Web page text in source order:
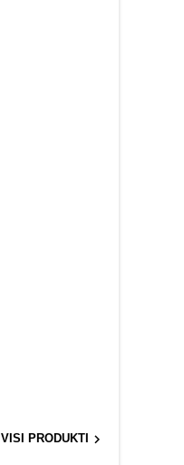
VISI PRODUKTI 